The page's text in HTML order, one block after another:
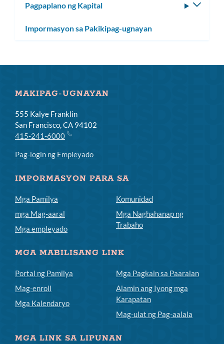
Pagpaplano ng Kapital
Impormasyon sa Pakikipag-ugnayan
MAKIPAG-UGNAYAN
555 Kalye Franklin
San Francisco, CA 94102
415-241-6000
Pag-login ng Empleyado
IMPORMASYON PARA SA
Mga Pamilya
mga Mag-aaral
Mga empleyado
Komunidad
Mga Naghahanap ng
Trabaho
MGA MABILISANG LINK
Portal ng Pamilya
Mag-enroll
Mga Kalendaryo
Mga Pagkain sa Paaralan
Alamin ang Iyong mga
Karapatan
Mag-ulat ng Pag-aalala
MGA LINK SA LIPUNAN